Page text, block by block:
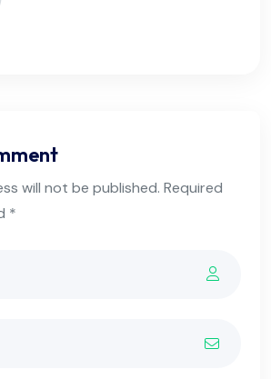
will not be published. Required
*